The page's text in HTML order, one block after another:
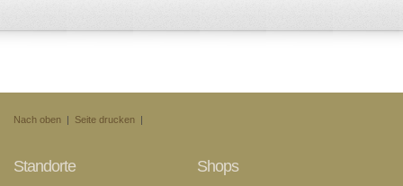
Nach oben | Seite drucken |
Standorte Shops